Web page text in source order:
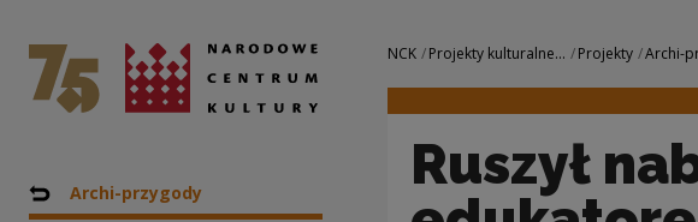
Ruszył nabór dla
National Centre for Culture Poland
Nawigacja
Back to: Projekty
Archi-przygody
Navigation
NCK Projekty kulturalne... Projekty Archi-
Ruszył